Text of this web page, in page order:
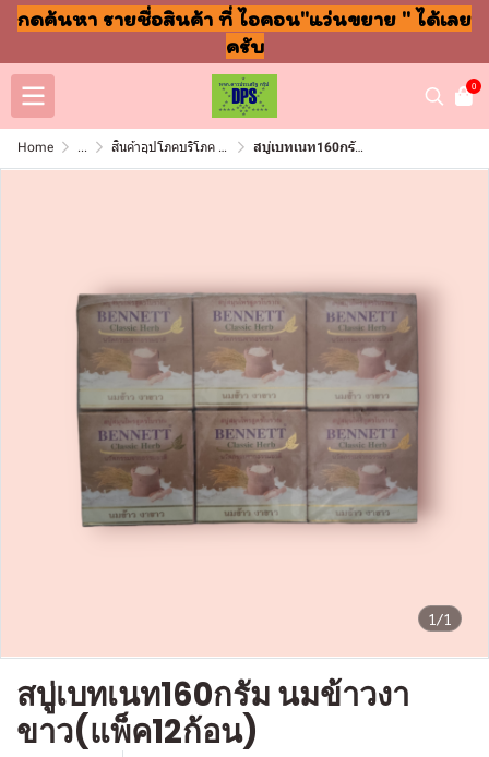
กดค้นหา รายชื่อสินค้า ที่ ไอคอน"แว่นขยาย " ได้เลย
ครับ
0
Home ... สินค้าอุปโภคบริโภค แชมพู สบู่ แปรงฟัน สบู่เบทเนท160กรัม นมข้าวงาขาว(แพ็ค12ก้อน)
1/1
สบู่เบทเนท160กรัม นมข้าวงา
ขาว(แพ็ค12ก้อน)